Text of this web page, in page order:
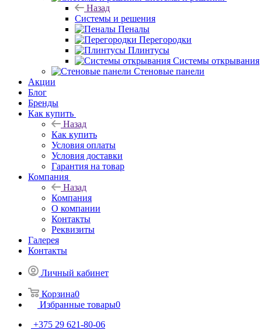
Назад
Системы и решения
Пеналы
Перегородки
Плинтусы
Системы открывания
Стеновые панели
Акции
Блог
Бренды
Как купить
Назад
Как купить
Условия оплаты
Условия доставки
Гарантия на товар
Компания
Назад
Компания
О компании
Контакты
Реквизиты
Галерея
Контакты
Личный кабинет
Корзина0
Избранные товары0
+375 29 621-80-06